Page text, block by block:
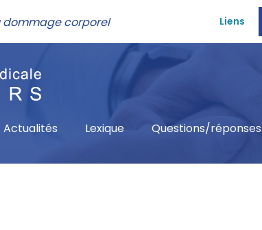
dommage corporel Liens
Actualités Lexique Questions/réponses